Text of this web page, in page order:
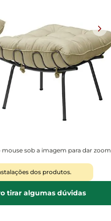
mouse sob a imagem para dar zoom
dos produtos.
tirar algumas dúvidas